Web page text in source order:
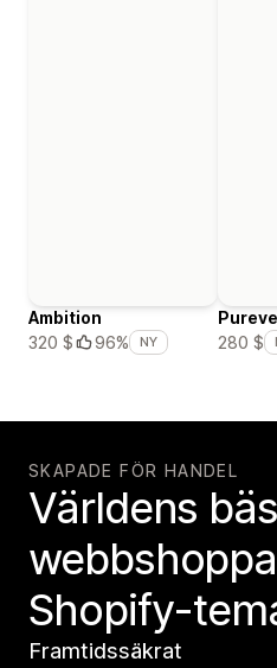
Ambition
320 $
96% NY
280 $
SKAPADE FÖR HANDEL
Världens
Shopify-
Framtidssäkrat